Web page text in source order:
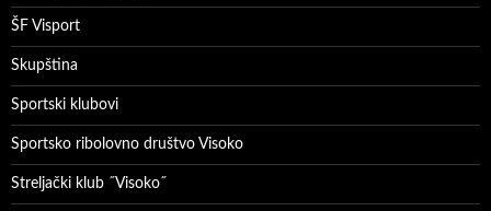
ŠF Visport
Skupština
Sportski klubovi
Sportsko ribolovno društvo Visoko
Streljački klub ˝Visoko˝